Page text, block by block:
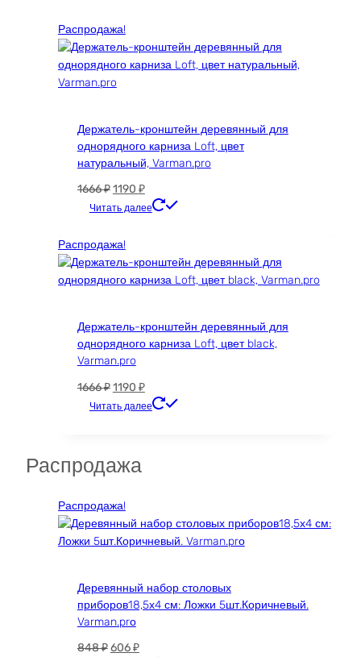
2310 ₽.
Распродажа!
Держатель-кронштейн деревянный для
однорядного карниза Loft, цвет
натуральный, Varman.pro
1666₽Первоначальная
цена
1666 ₽.
1190 ₽Текущая
цена:
Читать далее
Распродажа!
Держатель-кронштейн деревянный для
однорядного карниза Loft, цвет black,
Varman.pro
1666₽Первоначальная
цена
1190 ₽Текущая
цена:
Читать далее
Распродажа
Распродажа!
Деревянный набор столовых
приборов18,5х4 см: Ложки 5шт.Коричневый.
Varman.prо
848₽Первоначальная
606₽Текущая